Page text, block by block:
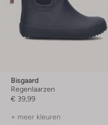
Bisgaard
Regenlaarzen
€ 39,99
+ meer kleuren